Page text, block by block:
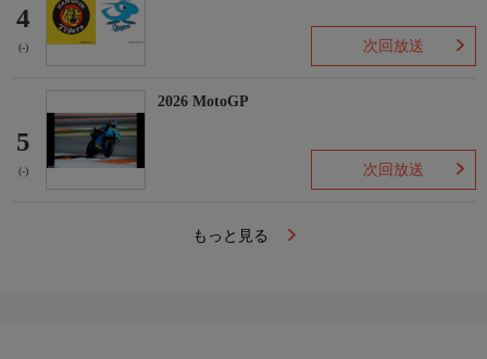
4
(-) 次回放送
5
(-)
2026 MotoGP
次回放送
もっと見る